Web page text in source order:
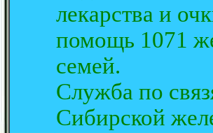
лекарства и
помощь 1071
семей.
Служба по
Сибирской